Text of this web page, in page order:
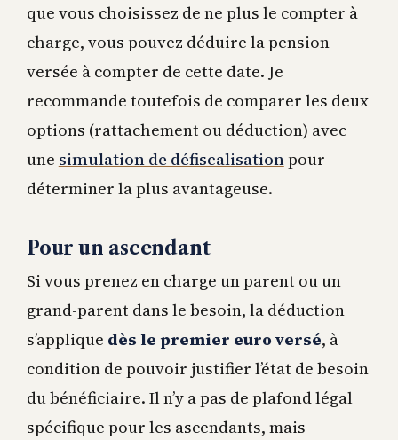
que vous choisissez de ne plus le compter à
charge, vous pouvez déduire la pension
versée à compter de cette date. Je
recommande toutefois de comparer les deux
options (rattachement ou déduction) avec
une simulation de défiscalisationpour
déterminer la plus avantageuse.
Pour un ascendant
Si vous prenez en charge un parent ou un
grand-parent dans le besoin, la déduction
s’applique dès le premier euro versé, à
condition de pouvoir justifier l’état de besoin
du bénéficiaire. Il n’y a pas de plafond légal
spécifique pour les ascendants, mais